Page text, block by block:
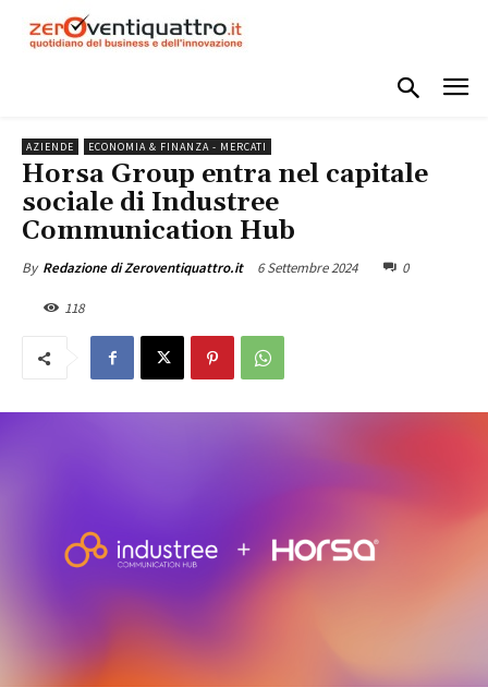
AZIENDE ECONOMIA & FINANZA - MERCATI
Horsa Group entra nel capitale
sociale di Industree
Communication Hub
By Redazione di Zeroventiquattro.it 6 Settembre 2024 0
118